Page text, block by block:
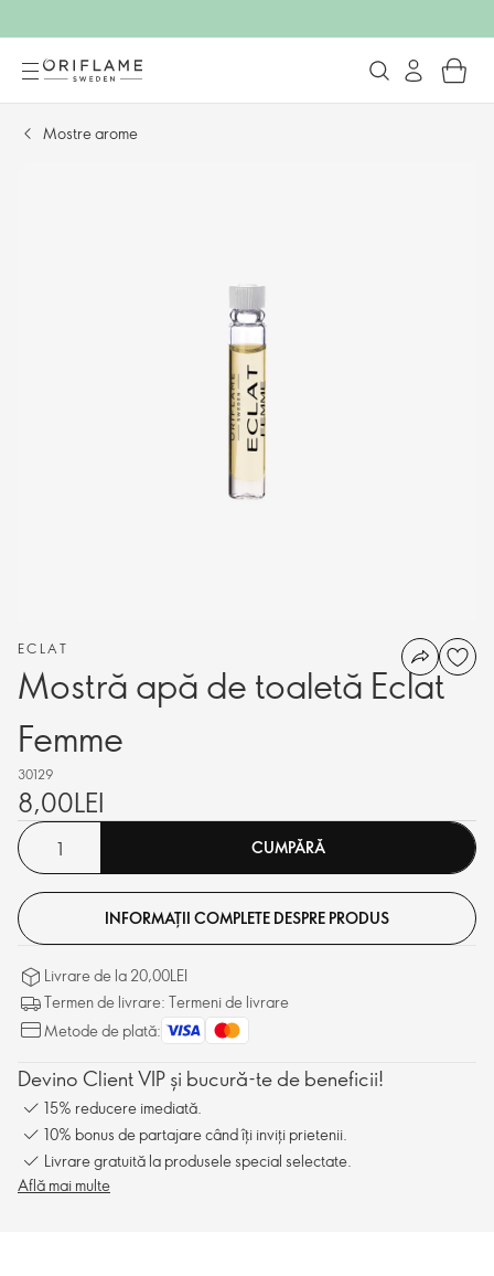
Mostre arome
ECLAT
Mostră apă de toaletă Eclat
Femme
30129
8,00LEI
CUMPĂRĂ
INFORMAȚII COMPLETE DESPRE PRODUS
Livrare de la 20,00LEI
Termen de livrare: Termeni de livrare
Metode de plată:
Devino Client VIP și bucură-te de beneficii!
15% reducere imediată.
10% bonus de partajare când îți inviți prietenii.
Livrare gratuită la produsele special selectate.
Află mai multe